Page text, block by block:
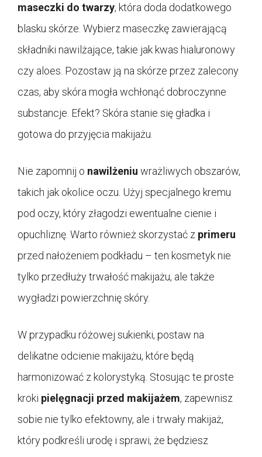
maseczki do twarzy, która doda dodatkowego
blasku skórze. Wybierz maseczkę zawierającą
składniki nawilżające, takie jak kwas hialuronowy
czy aloes. Pozostaw ją na skórze przez zalecony
czas, aby skóra mogła wchłonąć dobroczynne
substancje. Efekt? Skóra stanie się gładka i
gotowa do przyjęcia makijażu.
Nie zapomnij o nawilżeniu wrażliwych obszarów,
takich jak okolice oczu. Użyj specjalnego kremu
pod oczy, który złagodzi ewentualne cienie i
opuchliznę. Warto również skorzystać z primeru
przed nałożeniem podkładu – ten kosmetyk nie
tylko przedłuży trwałość makijażu, ale także
wygładzi powierzchnię skóry.
W przypadku różowej sukienki, postaw na
delikatne odcienie makijażu, które będą
harmonizować z kolorystyką. Stosując te proste
kroki pielęgnacji przed makijażem, zapewnisz
sobie nie tylko efektowny, ale i trwały makijaż,
który podkreśli urodę i sprawi, że będziesz